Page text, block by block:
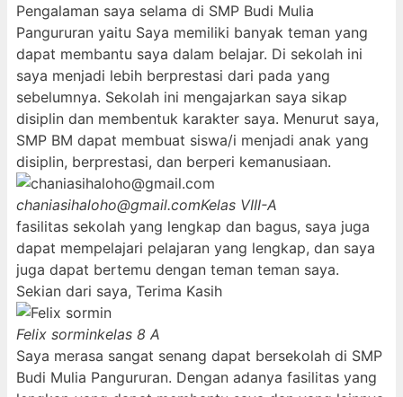
Pengalaman saya selama di SMP Budi Mulia
Pangururan yaitu Saya memiliki banyak teman yang
dapat membantu saya dalam belajar. Di sekolah ini
saya menjadi lebih berprestasi dari pada yang
sebelumnya. Sekolah ini mengajarkan saya sikap
disiplin dan membentuk karakter saya. Menurut saya,
SMP BM dapat membuat siswa/i menjadi anak yang
disiplin, berprestasi, dan berperi kemanusiaan.
chaniasihaloho@gmail.comKelas VIII-A
fasilitas sekolah yang lengkap dan bagus, saya juga
dapat mempelajari pelajaran yang lengkap, dan saya
juga dapat bertemu dengan teman teman saya.
Sekian dari saya, Terima Kasih
Felix sorminkelas 8 A
Saya merasa sangat senang dapat bersekolah di SMP
Budi Mulia Pangururan. Dengan adanya fasilitas yang